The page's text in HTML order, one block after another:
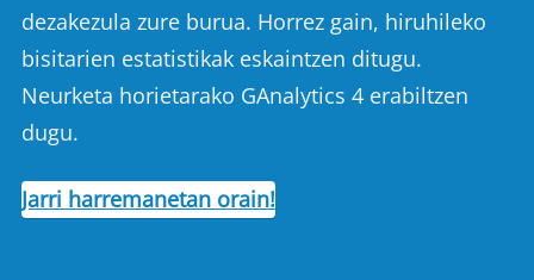
dezakezula zure burua. Horrez gain, hiruhileko
bisitarien estatistikak eskaintzen ditugu.
Neurketa horietarako GAnalytics 4 erabiltzen
dugu.
Jarri harremanetan orain!